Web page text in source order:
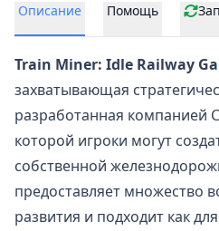
Описание Помощь
Train Miner: Idle Railway
захватывающая
разработанная компанией
которой игроки могут
собственной
предоставляет множество
развития и подходит как